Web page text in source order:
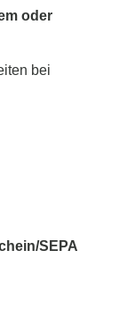
oder
bei
SEPA